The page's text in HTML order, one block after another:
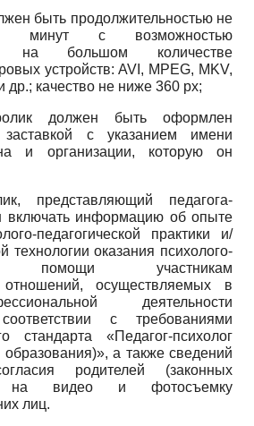
быть продолжительностью не
минут с возможностью
на большом количестве
устройств:AVI, MPEG, MKV,
др.; качество не ниже 360 px;
должен быть оформлен
с указанием имени
и организации, которую он
педагога-
включать информацию об опыте
педагогической практики и/
технологии оказания психолого-
помощи участникам
отношений, осуществляемых в
деятельности
с требованиями
стандарта «Педагог-психолог
а также сведений
родителей (законных
на видео и фотосъемку
лиц.